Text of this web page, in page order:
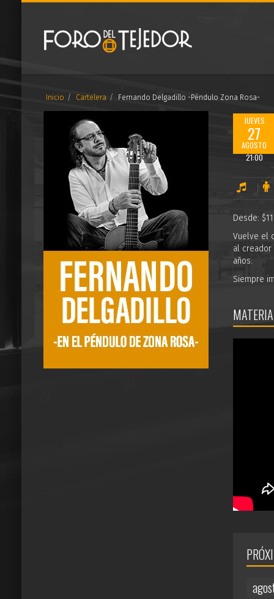
Inicio Cartelera Fernando Delgadillo -Péndulo Zona Rosa-
JUEVES
27
AGOSTO
21:00
Desde:
Vuelve el
al creador
años.
Siempre